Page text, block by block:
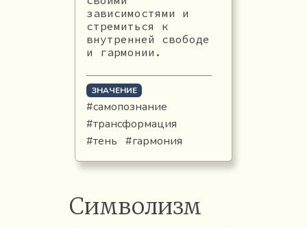
зависимостями и
стремиться к
внутренней свободе
и гармонии.
ЗНАЧЕНИЕ
#самопознание
#трансформация
#тень #гармония
Символизм